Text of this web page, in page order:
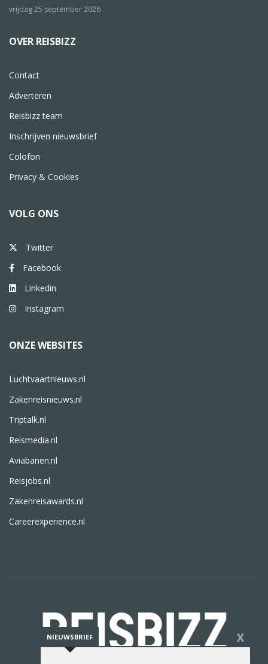
vrijdag 25 september 2026
OVER REISBIZZ
Contact
Adverteren
Reisbizz team
Inschrijven nieuwsbrief
Colofon
Privacy & Cookies
VOLG ONS
Twitter
Facebook
Linkedin
Instagram
ONZE WEBSITES
Luchtvaartnieuws.nl
Zakenreisnieuws.nl
Triptalk.nl
Reismedia.nl
Aviabanen.nl
Reisjobs.nl
Zakenreisawards.nl
Careerexperience.nl
NIEUWSBRIEF X